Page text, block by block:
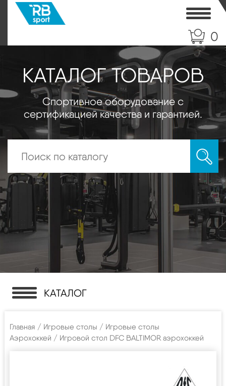
0
КАТАЛОГ ТОВАРОВ
Спортивное оборудование с
сертификацией качества и гарантией.
КАТАЛОГ
Главная / Игровые столы / Игровые столы
Аэрохоккей / Игровой стол DFC BALTIMOR аэрохоккей